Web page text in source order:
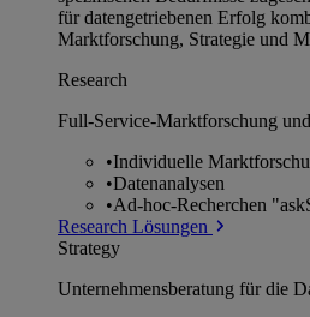
für datengetriebenen Erfolg
Marktforschung, Strategie und
Research
Full-Service-Marktforschung
•Individuelle
•Datenanalysen
•Ad-hoc-Recherchen
Research Lösungen
Strategy
Unternehmens­beratung für die